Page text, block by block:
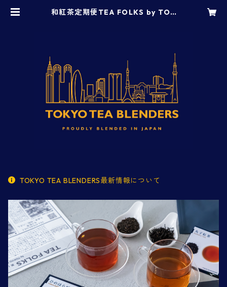
和紅茶定期便TEA FOLKS by TOK
TOKYO TEA BLENDERS最新情報について